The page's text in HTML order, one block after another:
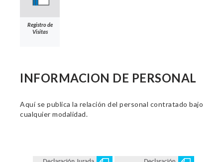
Registro de
Visitas
INFORMACION DE PERSONAL
Aquí se publica la relación del personal contratado bajo
cualquier modalidad.